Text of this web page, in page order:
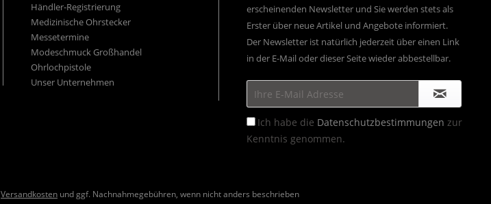
Händler-Registrierung
Medizinische Ohrstecker
Messetermine
Modeschmuck Großhandel
Ohrlochpistole
Unser Unternehmen
erscheinenden Newsletter und Sie werden stets als
Erster über neue Artikel und Angebote informiert.
Der Newsletter ist natürlich jederzeit über einen Link
in der E-Mail oder dieser Seite wieder abbestellbar.
Ich habe die Datenschutzbestimmungen zur
Kenntnis genommen.
Versandkosten und ggf. Nachnahmegebühren, wenn nicht anders beschrieben